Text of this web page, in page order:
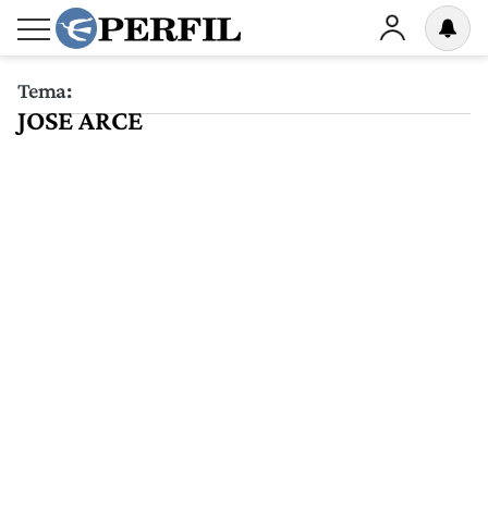
Tema:
JOSE ARCE